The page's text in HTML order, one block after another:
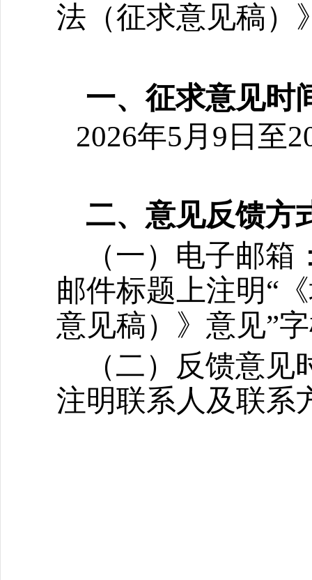
法（征求意见稿）
一、征求意见时
2026年5月9日至
二、意见反馈方
（一）电子邮箱
邮件标题上注明“
意见稿）》意见”
（二）反馈意
注明联系人及联